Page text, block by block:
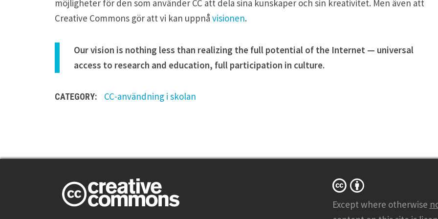
möjligheter för den som använder CC att dela sina kunskaper och sin kreativitet. Men även att
Creative Commons gör att vi kan uppnå visionen.
Our vision is nothing less than realizing the full potential of the Internet — universal
access to research and education, full participation in culture.
CATEGORY: CC-användning i skolan
Except where otherwise